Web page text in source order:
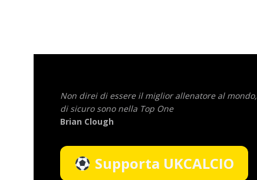
Non direi di essere il miglior allenatore al mondo,
di sicuro sono nella Top One
Brian Clough
Supporta UKCALCIO